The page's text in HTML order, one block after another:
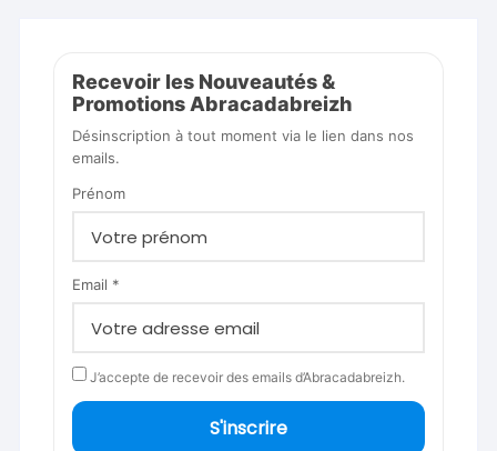
Recevoir les Nouveautés &
Promotions Abracadabreizh
Désinscription à tout moment via le lien dans nos
emails.
Prénom
Email *
J’accepte de recevoir des emails d’Abracadabreizh.
S'inscrire